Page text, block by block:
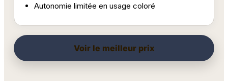
Autonomie limitée en usage coloré
Voir le meilleur prix